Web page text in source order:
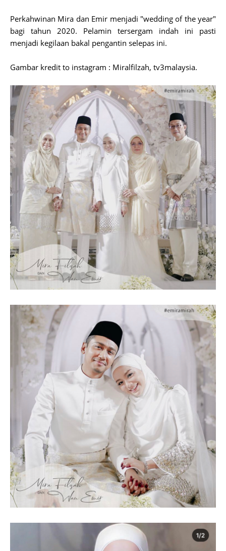
Perkahwinan Mira dan Emir menjadi "wedding of the year"
bagi tahun 2020. Pelamin tersergam indah ini pasti
menjadi kegilaan bakal pengantin selepas ini.
Gambar kredit to instagram : Miralfilzah, tv3malaysia.